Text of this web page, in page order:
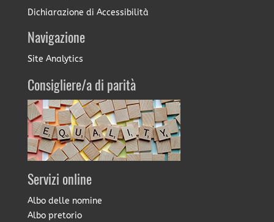
Dichiarazione di Accessibilità
Navigazione
Site Analytics
Consigliere/a di parità
Servizi online
Albo delle nomine
Albo pretorio